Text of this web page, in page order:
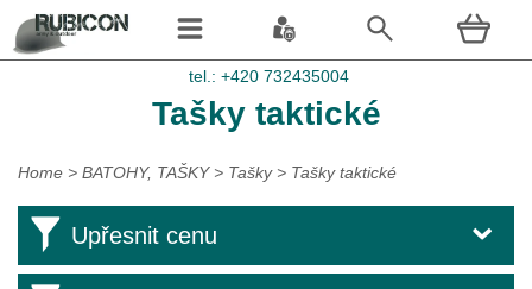
Tašky taktické
Home > BATOHY, TAŠKY> Tašky> Tašky taktické
Upřesnit cenu
tel.: +420 732435004